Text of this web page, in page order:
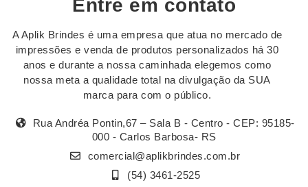
Entre em contato
A Aplik Brindes é uma empresa que atua no mercado de
impressões e venda de produtos personalizados há 30
anos e durante a nossa caminhada elegemos como
nossa meta a qualidade total na divulgação da SUA
marca para com o público.
Rua Andréa Pontin,67 – Sala B - Centro - CEP: 95185-
000 - Carlos Barbosa- RS
comercial@aplikbrindes.com.br
(54) 3461-2525